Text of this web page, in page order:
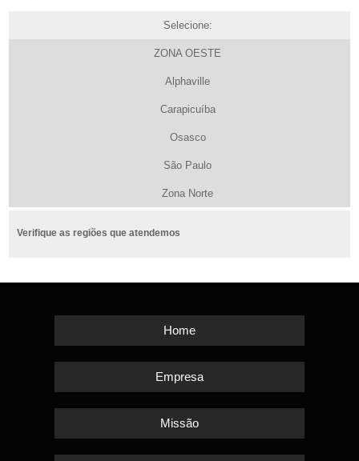
Selecione:
ZONA OESTE
Alphaville
Carapicuíba
Osasco
São Paulo
Zona Norte
Verifique as regiões que atendemos
Home
Empresa
Missão